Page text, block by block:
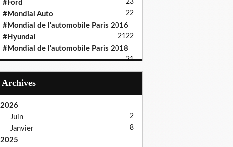
#Ford 23
#Mondial Auto 22
#Mondial de l'automobile Paris 2016
22
#Hyundai 21
#Mondial de l'automobile Paris 2018
21
Archives
2026
Juin
2
Janvier 8
2025